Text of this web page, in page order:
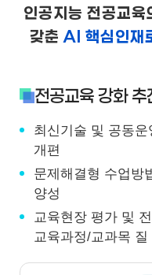
인공지능 전공교육
갖춘 AI 핵심인재
전공교육 강화 추
최신기술 및 공동
개편
문제해결형 수업방
양성
교육현장 평가 및
교육과정/교과목 질